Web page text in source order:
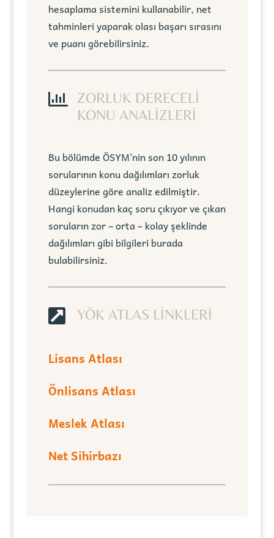
hesaplama sistemini kullanabilir, net
tahminleri yaparak olası başarı sırasını
ve puanı görebilirsiniz.

ZORLUK DERECELİ
KONU ANALİZLERİ
Bu bölümde ÖSYM’nin son 10 yılının
sorularının konu dağılımları zorluk
düzeylerine göre analiz edilmiştir.
Hangi konudan kaç soru çıkıyor ve çıkan
soruların zor – orta – kolay şeklinde
dağılımları gibi bilgileri burada
bulabilirsiniz.
 YÖK ATLAS LİNKLERİ
Lisans Atlası
Önlisans Atlası
Meslek Atlası
Net Sihirbazı